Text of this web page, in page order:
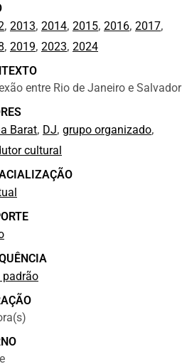
, 2013, 2014, 2015, 2016, 2017,
, 2019, 2023, 2024
entre Rio de Janeiro e Salvador
Barat, DJ, grupo organizado,
cultural
padrão